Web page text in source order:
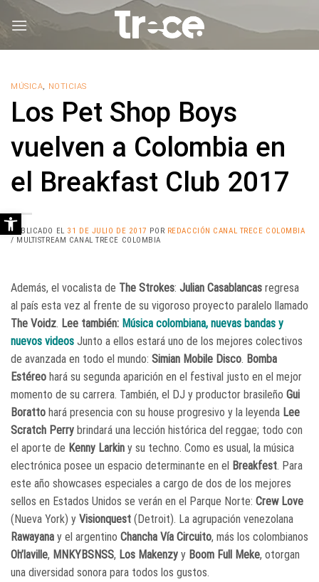
MÚSICA, NOTICIAS
Los Pet Shop Boys
vuelven a Colombia en
el Breakfast Club 2017
PUBLICADO EL 31 DE JULIO DE 2017 POR REDACCIÓN CANAL TRECE COLOMBIA
/ MULTISTREAM CANAL TRECE COLOMBIA
Además, el vocalista de The Strokes: Julian Casablancas ​regresa
al país esta vez al frente de su vigoroso proyecto paralelo llamado
The Voidz​. Lee también: Música colombiana, nuevas bandas y
nuevos videos Junto a ellos estará uno de los mejores colectivos
de avanzada en todo el mundo: Simian Mobile Disco​. Bomba
Estéreo hará su segunda aparición en el festival justo en el mejor
momento de su carrera. También, el DJ y productor brasileño Gui
Boratto hará presencia con su house progresivo y la leyenda Lee
Scratch Perry ​brindará una lección histórica del reggae; todo con
el aporte de Kenny Larkin ​ y su techno. Como es usual, la música
electrónica posee un espacio determinante en el Breakfest. Para
este año showcases especiales a cargo de dos de los mejores
sellos en Estados Unidos se verán en el Parque Norte: Crew Love
(Nueva York) y Visionquest (Detroit). La agrupación venezolana
Rawayana y el argentino Chancha Vía Circuito​, ​más los colombianos
Oh’laville​, MNKYBSNSS​, Los Makenzy y Boom Full Meke​, otorgan
una diversidad sonora para todos los gustos.
Abrir barra de herramientas